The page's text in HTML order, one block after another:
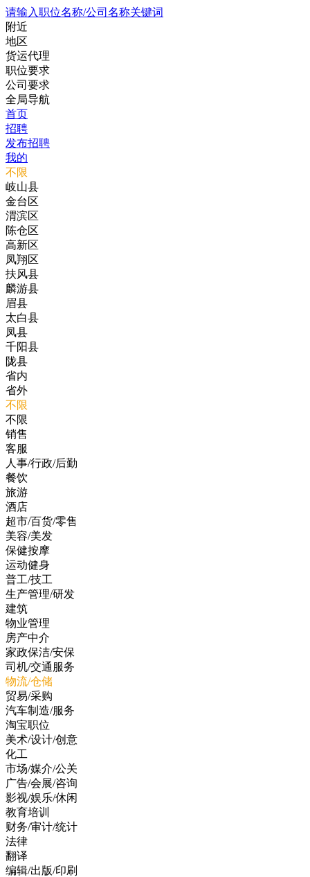
请输入职位名称/公司名称关键词
附近
地区
货运代理
职位要求
公司要求
全局导航
首页
招聘
发布招聘
我的
不限
岐山县
金台区
渭滨区
陈仓区
高新区
凤翔区
扶风县
麟游县
眉县
太白县
凤县
千阳县
陇县
省内
省外
不限
不限
销售
客服
人事/行政/后勤
餐饮
旅游
酒店
超市/百货/零售
美容/美发
保健按摩
运动健身
普工/技工
生产管理/研发
建筑
物业管理
房产中介
家政保洁/安保
司机/交通服务
物流/仓储
贸易/采购
汽车制造/服务
淘宝职位
美术/设计/创意
化工
市场/媒介/公关
广告/会展/咨询
影视/娱乐/休闲
教育培训
财务/审计/统计
法律
翻译
编辑/出版/印刷